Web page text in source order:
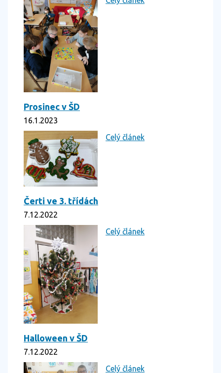
Prosinec v ŠD
16.1.2023
Celý článek
Čerti ve 3. třídách
7.12.2022
Celý článek
Halloween v ŠD
7.12.2022
Celý článek